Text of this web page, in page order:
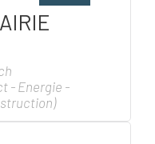
- Energie -